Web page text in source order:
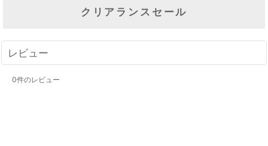
クリアランスセール
レビュー
0件のレビュー